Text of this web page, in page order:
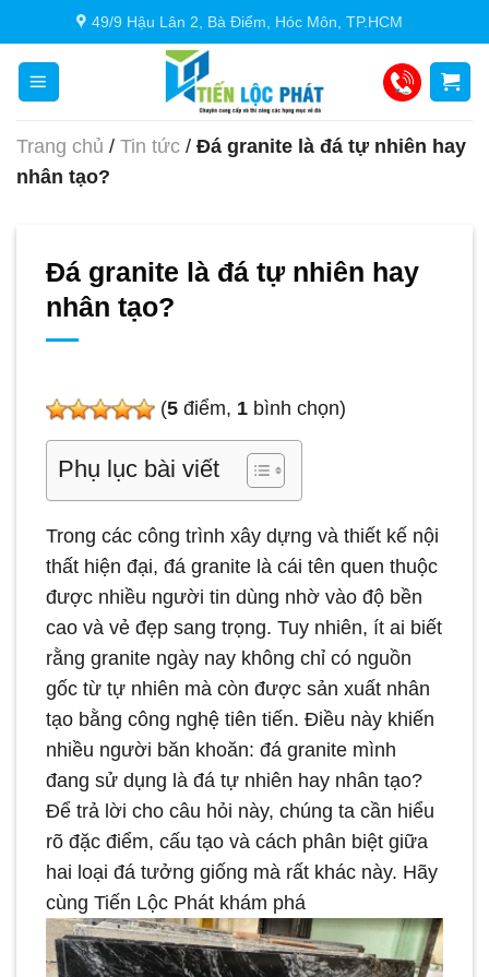
đến
dung
49/9 Hậu Lân 2, Bà Điểm, Hóc Môn, TP.HCM
Trang chủ / Tin tức / Đá granite là đá tự nhiên hay
nhân tạo?
Đá granite là đá tự nhiên hay
nhân tạo?
(5 điểm, 1 bình chọn)
Phụ lục bài viết
Trong các công trình xây dựng và thiết kế nội
thất hiện đại, đá granite là cái tên quen thuộc
được nhiều người tin dùng nhờ vào độ bền
cao và vẻ đẹp sang trọng. Tuy nhiên, ít ai biết
rằng granite ngày nay không chỉ có nguồn
gốc từ tự nhiên mà còn được sản xuất nhân
tạo bằng công nghệ tiên tiến. Điều này khiến
nhiều người băn khoăn: đá granite mình
đang sử dụng là đá tự nhiên hay nhân tạo?
Để trả lời cho câu hỏi này, chúng ta cần hiểu
rõ đặc điểm, cấu tạo và cách phân biệt giữa
hai loại đá tưởng giống mà rất khác này. Hãy
cùng Tiến Lộc Phát khám phá